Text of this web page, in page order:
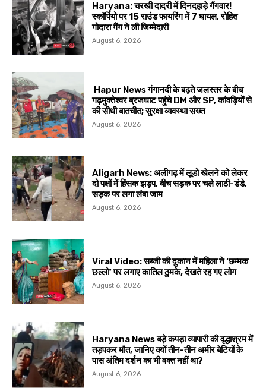
Haryana: चरखी दादरी में दिनदहाड़े गैंगवार!
स्कॉर्पियो पर 15 राउंड फायरिंग में 7 घायल, रोहित
गोदारा गैंग ने ली जिम्मेदारी
August 6, 2026
Hapur News गंगानदी के बढ़ते जलस्तर के बीच
गढ़मुक्तेश्वर ब्रजघाट पहुंचे DM और SP, कांवड़ियों से
की सीधी बातचीत; सुरक्षा व्यवस्था सख्त
August 6, 2026
Aligarh News: अलीगढ़ में लूडो खेलने को लेकर
दो पक्षों में हिंसक झड़प, बीच सड़क पर चले लाठी-डंडे,
सड़क पर लगा लंबा जाम
August 6, 2026
Viral Video: सब्जी की दुकान में महिला ने ‘छम्मक
छल्लो’ पर लगाए कातिल ठुमके, देखते रह गए लोग
August 6, 2026
Haryana News बड़े कपड़ा व्यापारी की वृद्धाश्रम में
तड़पकर मौत, जानिए क्यों तीन-तीन अमीर बेटियों के
पास अंतिम दर्शन का भी वक्त नहीं था?
August 6, 2026